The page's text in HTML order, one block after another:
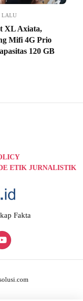
LALU
XL Axiata,
Mifi 4G Prio
120 GB
ETIK JURNALISTIK
Fakta